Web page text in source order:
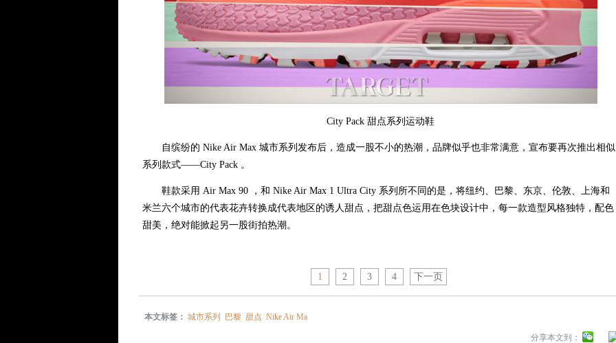
City Pack 甜点系列运动鞋
自缤纷的 Nike Air Max 城市系列发布后，造成一股不小的热潮，品牌似乎也非常满意，宣布要再次推出相似
系列款式——City Pack 。
鞋款采用 Air Max 90 ，和 Nike Air Max 1 Ultra City 系列所不同的是，将纽约、巴黎、东京、伦敦、上海和
米兰六个城市的代表花卉转换成代表地区的诱人甜点，把甜点色运用在色块设计中，每一款造型风格独特，配色
甜美，绝对能掀起另一股街拍热潮。
1 2 3 4 下一页
本文标签：城市系列 巴黎 甜点 Nike Air Ma
分享本文到：